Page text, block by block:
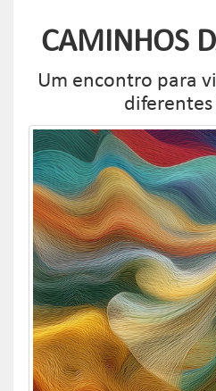
CAMINHOS
Um encontro para
diferentes